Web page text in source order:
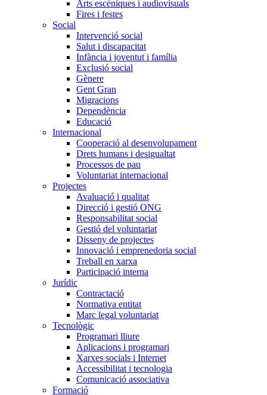
Arts escèniques i audiovisuals
Fires i festes
Social
Intervenció social
Salut i discapacitat
Infància i joventut i família
Exclusió social
Gènere
Gent Gran
Migracions
Dependència
Educació
Internacional
Cooperació al desenvolupament
Drets humans i desigualtat
Processos de pau
Voluntariat internacional
Projectes
Avaluació i qualitat
Direcció i gestió ONG
Responsabilitat social
Gestió del voluntariat
Disseny de projectes
Innovació i emprenedoria social
Treball en xarxa
Participació interna
Jurídic
Contractació
Normativa entitat
Marc legal voluntariat
Tecnològic
Programari lliure
Aplicacions i programari
Xarxes socials i Internet
Accessibilitat i tecnologia
Comunicació associativa
Formació